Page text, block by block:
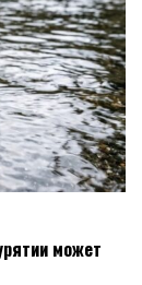
может